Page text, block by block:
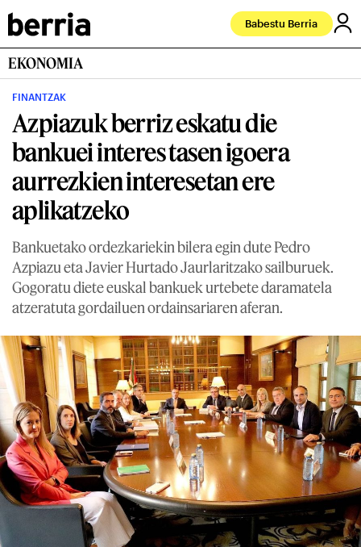
Babestu Berria
EKONOMIA
FINANTZAK
Azpiazuk berriz eskatu die
bankuei interes tasen igoera
aurrezkien interesetan ere
aplikatzeko
Bankuetako ordezkariekin bilera egin dute Pedro
Azpiazu eta Javier Hurtado Jaurlaritzako sailburuek.
Gogoratu diete euskal bankuek urtebete daramatela
atzeratuta gordailuen ordainsariaren aferan.